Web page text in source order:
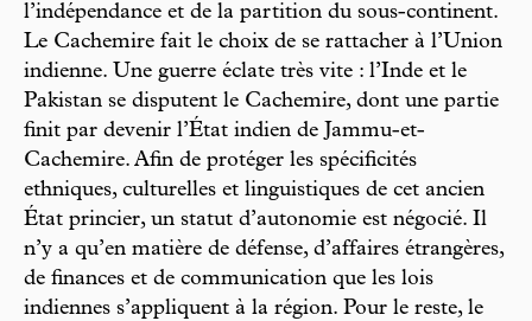
l’indépendance et de la partition du sous-continent.
Le Cachemire fait le choix de se rattacher à l’Union
indienne. Une guerre éclate très vite : l’Inde et le
Pakistan se disputent le Cachemire, dont une partie
finit par devenir l’État indien de Jammu-et-
Cachemire. Afin de protéger les spécificités
ethniques, culturelles et linguistiques de cet ancien
État princier, un statut d’autonomie est négocié. Il
n’y a qu’en matière de défense, d’affaires étrangères,
de finances et de communication que les lois
indiennes s’appliquent à la région. Pour le reste, le